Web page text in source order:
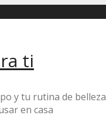
ti
y tu rutina de belleza
en casa